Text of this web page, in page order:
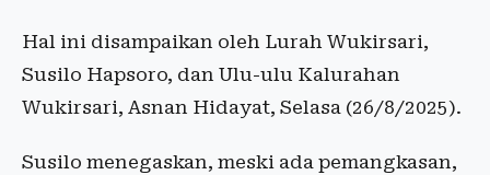
Hal ini disampaikan oleh Lurah Wukirsari,
Susilo Hapsoro, dan Ulu-ulu Kalurahan
Wukirsari, Asnan Hidayat, Selasa (26/8/2025).
Susilo menegaskan, meski ada pemangkasan,